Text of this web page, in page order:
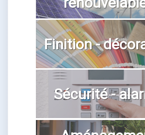
Finition -
Sécurité -